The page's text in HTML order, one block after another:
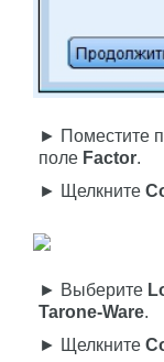
► Поместите
поле Factor.
► Щелкните
► Выберите
Tarone-Ware.
► Щелкните